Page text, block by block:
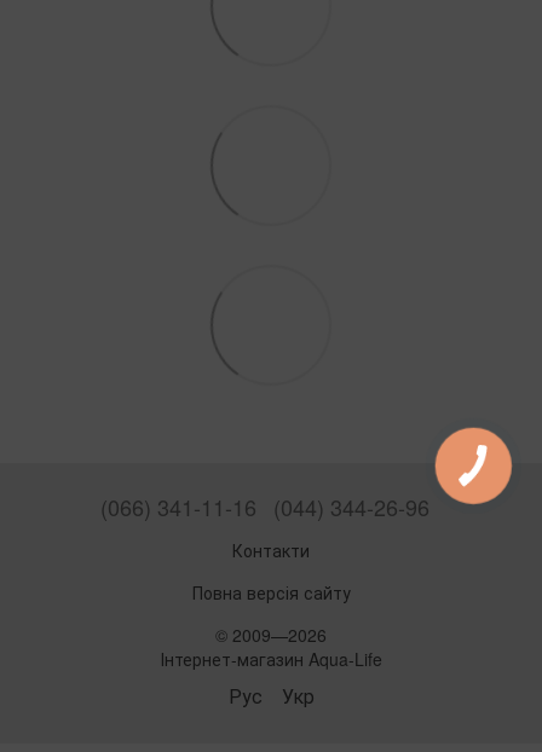
(066) 341-11-16 (044) 344-26-96
Контакти
Повна версія сайту
© 2009—2026
Інтернет-магазин Aqua-Life
Рус Укр